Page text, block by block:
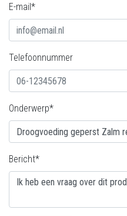
E-mail*
Telefoonnummer
Onderwerp*
Bericht*